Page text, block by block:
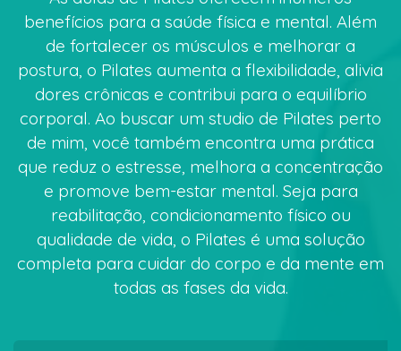
benefícios para a saúde física e mental. Além
de fortalecer os músculos e melhorar a
postura, o Pilates aumenta a flexibilidade, alivia
dores crônicas e contribui para o equilíbrio
corporal. Ao buscar um studio de Pilates perto
de mim, você também encontra uma prática
que reduz o estresse, melhora a concentração
e promove bem-estar mental. Seja para
reabilitação, condicionamento físico ou
qualidade de vida, o Pilates é uma solução
completa para cuidar do corpo e da mente em
todas as fases da vida.